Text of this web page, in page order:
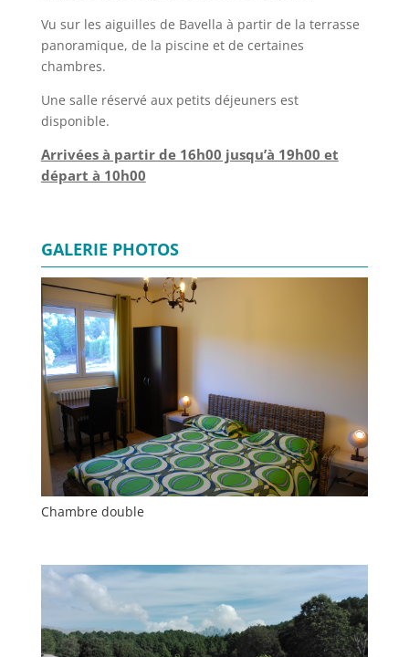
Vu sur les aiguilles de Bavella à partir de la terrasse
panoramique, de la piscine et de certaines
chambres.
Une salle réservé aux petits déjeuners est
disponible.
Arrivées à partir de 16h00 jusqu’à 19h00 et
départ à 10h00
GALERIE PHOTOS
Chambre double